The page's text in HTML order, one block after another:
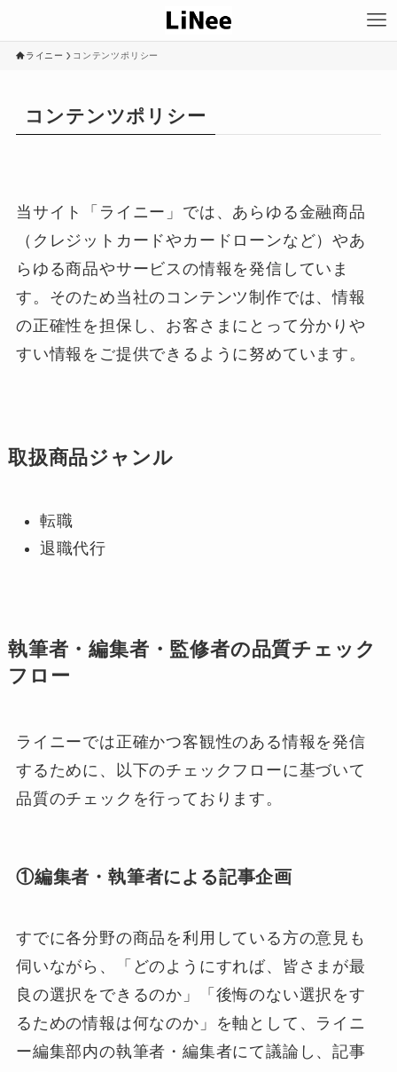
ライニー コンテンツポリシー
コンテンツポリシー
当サイト「ライニー」では、あらゆる金融商品
（クレジットカードやカードローンなど）やあ
らゆる商品やサービスの情報を発信していま
す。そのため当社のコンテンツ制作では、情報
の正確性を担保し、お客さまにとって分かりや
すい情報をご提供できるように努めています。
取扱商品ジャンル
転職
退職代行
執筆者・編集者・監修者の品質チェック
フロー
ライニーでは正確かつ客観性のある情報を発信
するために、以下のチェックフローに基づいて
品質のチェックを行っております。
①編集者・執筆者による記事企画
すでに各分野の商品を利用している方の意見も
伺いながら、「どのようにすれば、皆さまが最
良の選択をできるのか」「後悔のない選択をす
るための情報は何なのか」を軸として、ライニ
ー編集部内の執筆者・編集者にて議論し、記事